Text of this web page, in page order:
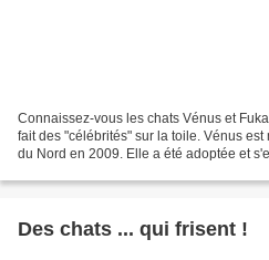
Connaissez-vous les chats Vénus et
fait des "célébrités" sur la toile. Vénus
du Nord en 2009. Elle a été adoptée et
Des chats ... qui frisent !